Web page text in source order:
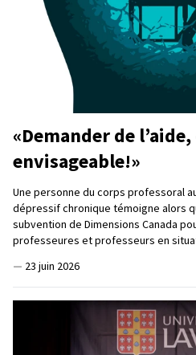
«Demander de
envisageable!»
Une personne du corps professoral
dépressif chronique témoigne alors
subvention de Dimensions Canada
professeures et professeurs en
— 23 juin 2026